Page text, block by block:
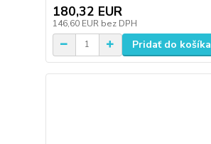
180,32 EUR
146,60 EUR bez DPH
Pridať do košíka